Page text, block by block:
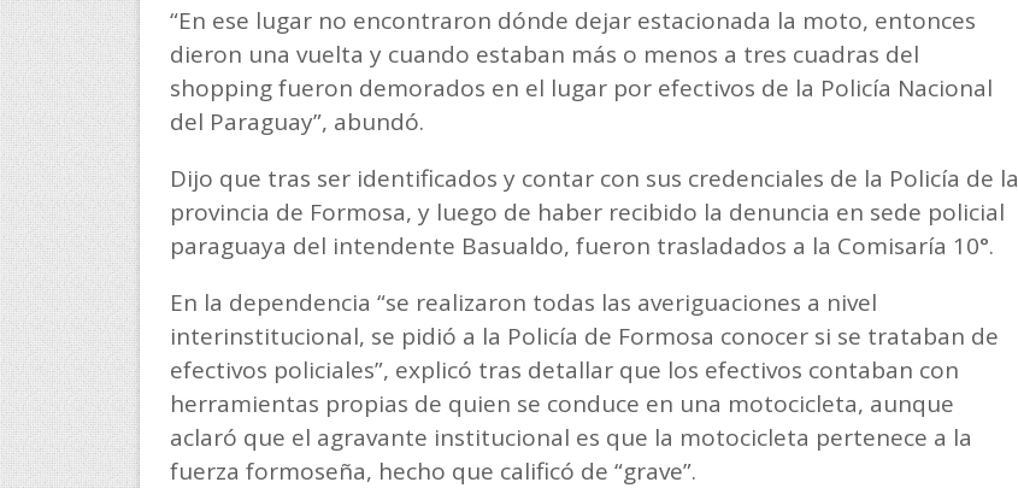
“En ese lugar no encontraron dónde dejar estacionada la moto, entonces
dieron una vuelta y cuando estaban más o menos a tres cuadras del
shopping fueron demorados en el lugar por efectivos de la Policía Nacional
del Paraguay”, abundó.
Dijo que tras ser identificados y contar con sus credenciales de la Policía de la
provincia de Formosa, y luego de haber recibido la denuncia en sede policial
paraguaya del intendente Basualdo, fueron trasladados a la Comisaría 10°.
En la dependencia “se realizaron todas las averiguaciones a nivel
interinstitucional, se pidió a la Policía de Formosa conocer si se trataban de
efectivos policiales”, explicó tras detallar que los efectivos contaban con
herramientas propias de quien se conduce en una motocicleta, aunque
aclaró que el agravante institucional es que la motocicleta pertenece a la
fuerza formoseña, hecho que calificó de “grave”.